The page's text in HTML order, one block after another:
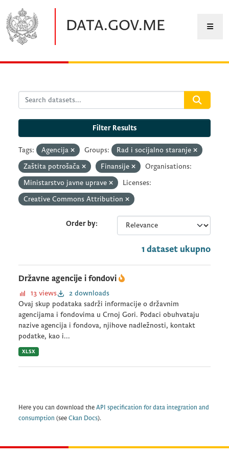
DATA.GOV.ME
Filter Results
Tags: Agencija Groups:
Rad i socijalno staranje
Zaštita potrošača
Finansije
Organisations:
Ministarstvo javne uprave
Licenses:
Creative Commons Attribution
Order by
1 dataset ukupno
Državne agencije i fondovi
13 views
2 downloads
Ovaj skup podataka sadrži informacije o državnim
agencijama i fondovima u Crnoj Gori. Podaci obuhvataju
nazive agencija i fondova, njihove nadležnosti, kontakt
podatke, kao i...
XLSX
Here you can download the API specification for data integration and
consumption (see Ckan Docs).